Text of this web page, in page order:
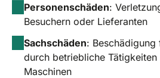
Personenschäden:
Besuchern oder Lieferanten
Sachschäden: Beschädigung
durch betriebliche
Maschinen